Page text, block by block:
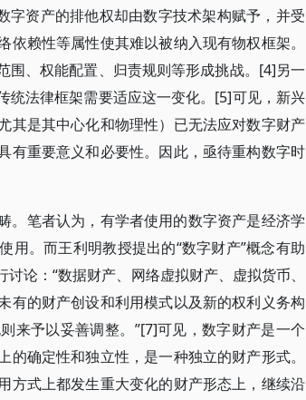
字资产的排他权却由数字技术架构赋予，并受
赖性等属性使其难以被纳入现有物权框架。
围、权能配置、归责规则等形成挑战。[4]另一
统法律框架需要适应这一变化。[5]可见，新兴
其是其中心化和物理性）已无法应对数字财产
有重要意义和必要性。因此，亟待重构数字时
。笔者认为，有学者使用的数字资产是经济学
用。而王利明教授提出的“数字财产”概念有助
论：“数据财产、网络虚拟财产、虚拟货币、
有的财产创设和利用模式以及新的权利义务构
来予以妥善调整。”[7]可见，数字财产是一个
确定性和独立性，是一种独立的财产形式。
方式上都发生重大变化的财产形态上，继续沿